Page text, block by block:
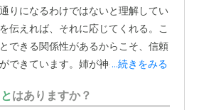
りになるわけではないと理解してい
伝えれば、それに応じてくれる。こ
できる関係性があるからこそ、信頼
できています。姉が神奈川にいた頃
が近いこともあり、週に2回、決ま
...続きをみる
はありますか？